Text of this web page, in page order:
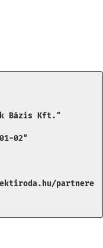
Bázis Kft."
02"
partnere